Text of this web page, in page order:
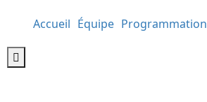
Accueil Équipe Programmation
Hamburger Toggle Menu